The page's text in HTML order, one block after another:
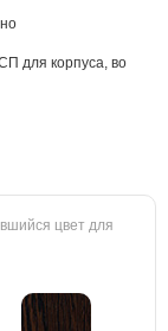
для корпуса, во
цвет для